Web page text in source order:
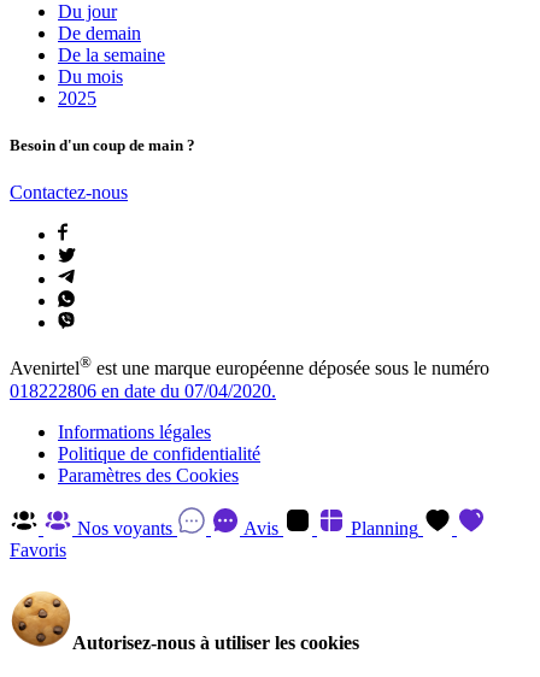
Du jour
De demain
De la semaine
Du mois
2025
Besoin d'un coup de main ?
Contactez-nous
Avenirtel® est une marque européenne déposée sous le numéro
018222806 en date du 07/04/2020.
Informations légales
Politique de confidentialité
Paramètres des Cookies
Nos voyants Avis
Planning
Favoris
Autorisez-nous à utiliser les cookies